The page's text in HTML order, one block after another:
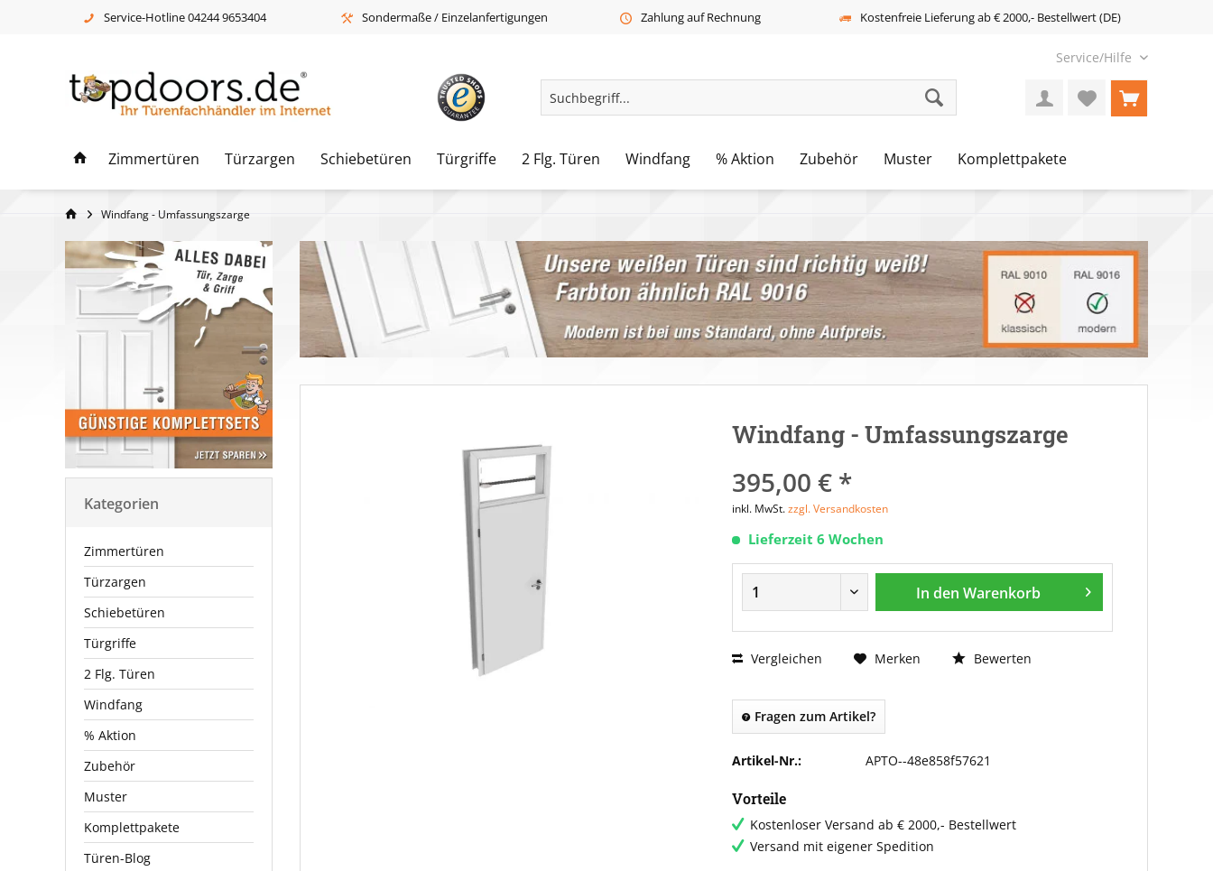
Service-Hotline 04244 9653404 Sondermaße / Einzelanfertigungen Zahlung auf Rechnung Kostenfreie Lieferung ab € 2000,- Bestellwert (DE)
Service/Hilfe
Zimmertüren Türzargen Schiebetüren Türgriffe 2 Flg. Türen Windfang % Aktion Zubehör Muster Komplettpakete
Windfang - Umfassungszarge
Kategorien
Zimmertüren
Türzargen
Schiebetüren
Türgriffe
2 Flg. Türen
Windfang
% Aktion
Zubehör
Muster
Komplettpakete
Türen-Blog
Windfang - Umfassungszarge
395,00 € *
inkl. MwSt.zzgl. Versandkosten
Lieferzeit 6 Wochen
In den Warenkorb
Vergleichen Merken Bewerten
Fragen zum Artikel?
Artikel-Nr.: APTO--48e858f57621
Vorteile
Kostenloser Versand ab € 2000,- Bestellwert
Versand mit eigener Spedition